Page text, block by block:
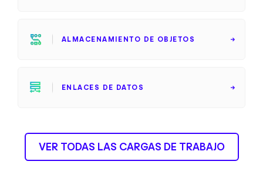
ALMACENAMIENTO DE OBJETOS
ENLACES DE DATOS
VER TODAS LAS CARGAS DE TRABAJO